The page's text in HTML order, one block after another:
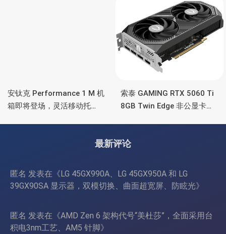
安钛克 Performance 1 M 机
箱即将登场，灵活移动托
索泰 GAMING RTX 5060 Ti
8GB Twin Edge 非公显卡，
最新评论
匿名 发表在《LG 45GX990A、LG 45GX950A 和 LG
39GX90SA 显示器，双模切换、曲面超宽屏、防眩光》
匿名 发表在《AMD Zen 6 架构代号“美杜莎”，全面采用台
积电3nm工艺、AM5 针脚》